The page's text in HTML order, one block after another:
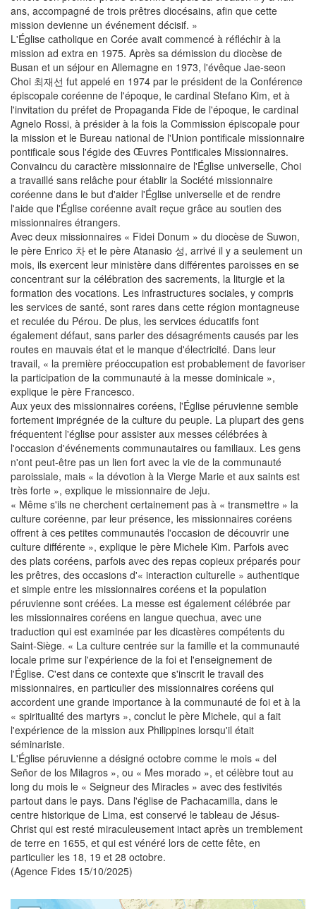
ans, accompagné de trois prêtres diocésains, afin que cette
mission devienne un événement décisif. »
L'Église catholique en Corée avait commencé à réfléchir à la
mission ad extra en 1975. Après sa démission du diocèse de
Busan et un séjour en Allemagne en 1973, l'évêque Jae-seon
Choi 최재선 fut appelé en 1974 par le président de la Conférence
épiscopale coréenne de l'époque, le cardinal Stefano Kim, et à
l'invitation du préfet de Propaganda Fide de l'époque, le cardinal
Agnelo Rossi, à présider à la fois la Commission épiscopale pour
la mission et le Bureau national de l'Union pontificale missionnaire
pontificale sous l'égide des Œuvres Pontificales Missionnaires.
Convaincu du caractère missionnaire de l'Église universelle, Choi
a travaillé sans relâche pour établir la Société missionnaire
coréenne dans le but d'aider l'Église universelle et de rendre
l'aide que l'Église coréenne avait reçue grâce au soutien des
missionnaires étrangers.
Avec deux missionnaires « Fidei Donum » du diocèse de Suwon,
le père Enrico 차 et le père Atanasio 성, arrivé il y a seulement un
mois, ils exercent leur ministère dans différentes paroisses en se
concentrant sur la célébration des sacrements, la liturgie et la
formation des vocations. Les infrastructures sociales, y compris
les services de santé, sont rares dans cette région montagneuse
et reculée du Pérou. De plus, les services éducatifs font
également défaut, sans parler des désagréments causés par les
routes en mauvais état et le manque d'électricité. Dans leur
travail, « la première préoccupation est probablement de favoriser
la participation de la communauté à la messe dominicale »,
explique le père Francesco.
Aux yeux des missionnaires coréens, l'Église péruvienne semble
fortement imprégnée de la culture du peuple. La plupart des gens
fréquentent l'église pour assister aux messes célébrées à
l'occasion d'événements communautaires ou familiaux. Les gens
n'ont peut-être pas un lien fort avec la vie de la communauté
paroissiale, mais « la dévotion à la Vierge Marie et aux saints est
très forte », explique le missionnaire de Jeju.
« Même s'ils ne cherchent certainement pas à « transmettre » la
culture coréenne, par leur présence, les missionnaires coréens
offrent à ces petites communautés l'occasion de découvrir une
culture différente », explique le père Michele Kim. Parfois avec
des plats coréens, parfois avec des repas copieux préparés pour
les prêtres, des occasions d'« interaction culturelle » authentique
et simple entre les missionnaires coréens et la population
péruvienne sont créées. La messe est également célébrée par
les missionnaires coréens en langue quechua, avec une
traduction qui est examinée par les dicastères compétents du
Saint-Siège. « La culture centrée sur la famille et la communauté
locale prime sur l'expérience de la foi et l'enseignement de
l'Église. C'est dans ce contexte que s'inscrit le travail des
missionnaires, en particulier des missionnaires coréens qui
accordent une grande importance à la communauté de foi et à la
« spiritualité des martyrs », conclut le père Michele, qui a fait
l'expérience de la mission aux Philippines lorsqu'il était
séminariste.
L'Église péruvienne a désigné octobre comme le mois « del
Señor de los Milagros », ou « Mes morado », et célèbre tout au
long du mois le « Seigneur des Miracles » avec des festivités
partout dans le pays. Dans l'église de Pachacamilla, dans le
centre historique de Lima, est conservé le tableau de Jésus-
Christ qui est resté miraculeusement intact après un tremblement
de terre en 1655, et qui est vénéré lors de cette fête, en
particulier les 18, 19 et 28 octobre.
(Agence Fides 15/10/2025)